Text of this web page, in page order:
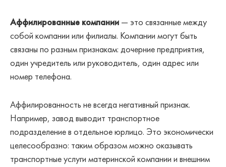
Аффилированные компании — это связанные между
собой компании или филиалы. Компании могут быть
связаны по разным признакам: дочерние предприятия,
один учредитель или руководитель, один адрес или
номер телефона.
Аффилированность не всегда негативный признак.
Например, завод выводит транспортное
подразделение в отдельное юрлицо. Это экономически
целесообразно: таким образом можно оказывать
транспортные услуги материнской компании и внешним